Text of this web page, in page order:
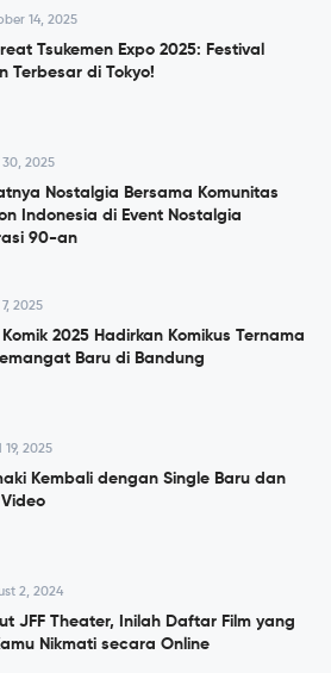
14, 2025
Tsukemen Expo 2025: Festival
Terbesar di Tokyo!
30, 2025
Nostalgia Bersama Komunitas
Indonesia di Event Nostalgia
90-an
2025
Komik 2025 Hadirkan Komikus Ternama
Baru di Bandung
19, 2025
Kembali dengan Single Baru dan
Video
2, 2024
JFF Theater, Inilah Daftar Film yang
Nikmati secara Online